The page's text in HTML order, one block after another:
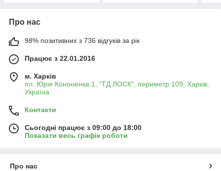
Про нас
98% позитивних з 736 відгуків за рік
Працює з 22.01.2016
м. Харків
пл. Юрія Кононенка 1, "ТД ЛОСК", периметр 109, Харків,
Україна
Контакти
Сьогодні працює з 09:00 до 18:00
Показати весь графік роботи
Про нас